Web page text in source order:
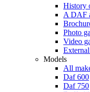
History
A DAF
Photo
Video
Models
All
Daf 600
Daf 750